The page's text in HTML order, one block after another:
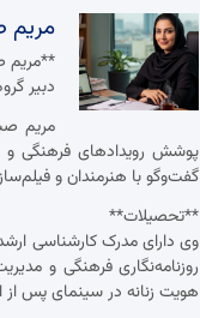
مریم
**مریم
دبیر
مریم
پوشش رویدادهای فرهنگی و
گفت‌وگو با هنرمندان و
**تحصیلات**
وی دارای مدرک کارشناسی
روزنامه‌نگاری فرهنگی و
هویت زنانه در سینمای پس از